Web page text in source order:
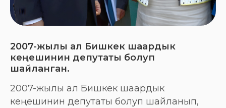
2007-жылы ал Бишкек шаардык
кеңешинин депутаты болуп
шайланган.
2007-жылы ал Бишкек шаардык
кеңешинин депутаты болуп шайланып,